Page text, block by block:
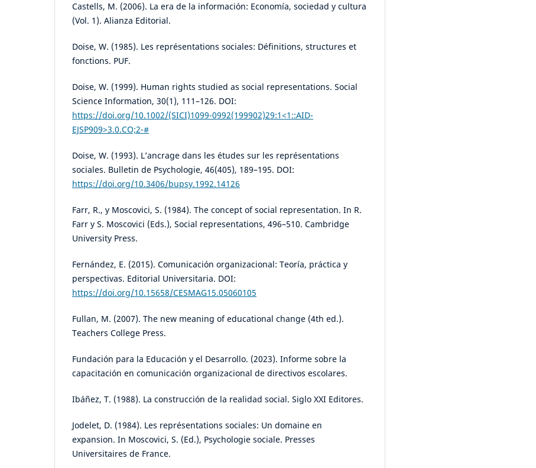
Castells, M. (2006). La era de la información: Economía, sociedad y cultura
(Vol. 1). Alianza Editorial.
Doise, W. (1985). Les représentations sociales: Définitions, structures et
fonctions. PUF.
Doise, W. (1999). Human rights studied as social representations. Social
Science Information, 30(1), 111–126. DOI:
https://doi.org/10.1002/(SICI)1099-0992(199902)29:1<1::AID-
EJSP909>3.0.CO;2-#
Doise, W. (1993). L’ancrage dans les études sur les représentations
sociales. Bulletin de Psychologie, 46(405), 189–195. DOI:
https://doi.org/10.3406/bupsy.1992.14126
Farr, R., y Moscovici, S. (1984). The concept of social representation. In R.
Farr y S. Moscovici (Eds.), Social representations, 496–510. Cambridge
University Press.
Fernández, E. (2015). Comunicación organizacional: Teoría, práctica y
perspectivas. Editorial Universitaria. DOI:
https://doi.org/10.15658/CESMAG15.05060105
Fullan, M. (2007). The new meaning of educational change (4th ed.).
Teachers College Press.
Fundación para la Educación y el Desarrollo. (2023). Informe sobre la
capacitación en comunicación organizacional de directivos escolares.
Ibáñez, T. (1988). La construcción de la realidad social. Siglo XXI Editores.
Jodelet, D. (1984). Les représentations sociales: Un domaine en
expansion. In Moscovici, S. (Ed.), Psychologie sociale. Presses
Universitaires de France.